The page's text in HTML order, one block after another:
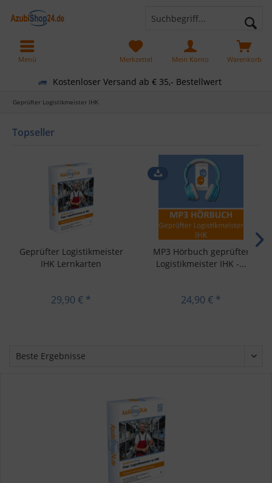
Kostenloser Versand ab € 35,- Bestellwert
Warenkorb
Merkzettel Mein Konto
Menü
Geprüfter Logistikmeister IHK
Topseller
Geprüfter Logistikmeister
IHK Lernkarten
29,90 € *
MP3 Hörbuch geprüfter
Logistikmeister IHK -...
24,90 € *